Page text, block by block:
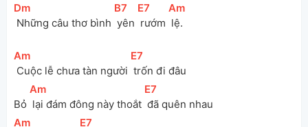
[Dm
Những câu thơ bình
[B7
yên
[E7
rướm
[
Am
lệ.
[
Am
Cuộc lễ chưa tàn người
[E7
trốn đi đâu
Bỏ
[
Am
lại đám đông này thoắt
[E7
đã quên nhau
[
Am [E7